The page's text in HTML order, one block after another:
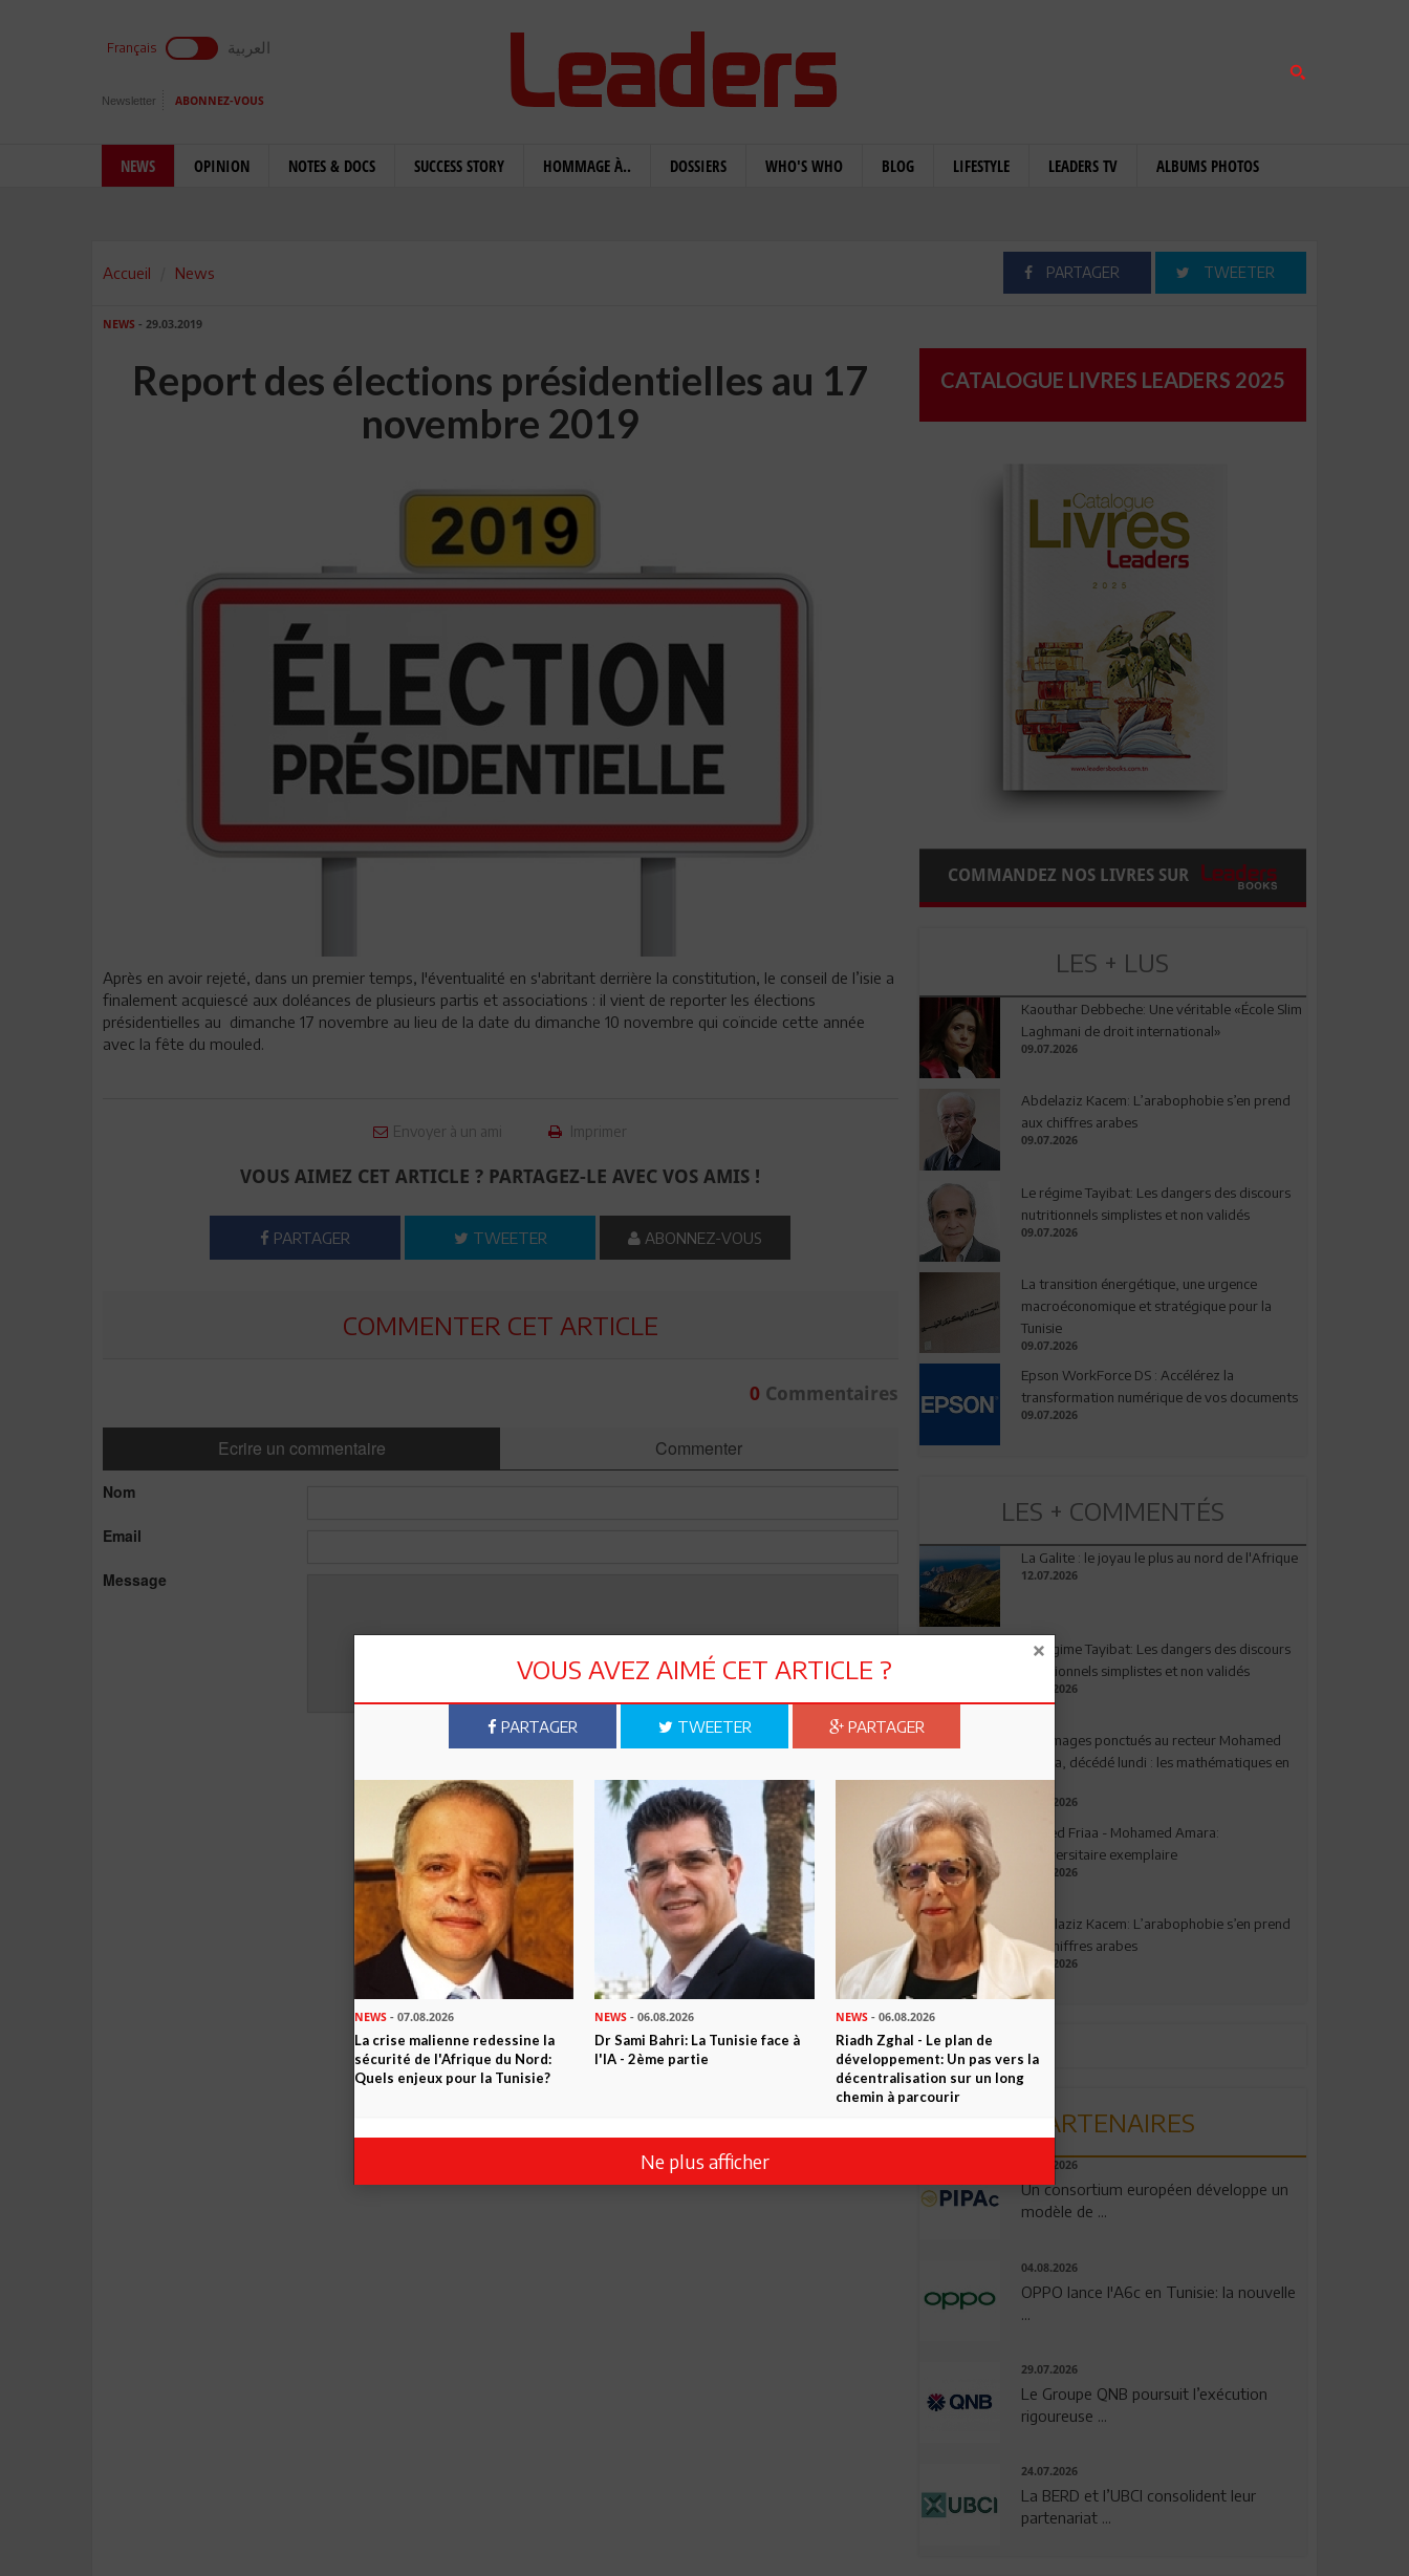
Français العربية
Newsletter ABONNEZ-VOUS
NEWS OPINION NOTES & DOCS SUCCESS STORY HOMMAGE À.. DOSSIERS WHO'S WHO BLOG LIFESTYLE LEADERS TV ALBUMS PHOTOS
Accueil News PARTAGER TWEETER
NEWS - 29.03.2019
Report des élections présidentielles au 17
novembre 2019
Après en avoir rejeté, dans un premier temps, l'éventualité en s'abritant derrière la constitution, le conseil de l’isie a
finalement acquiescé aux doléances de plusieurs partis et associations : il vient de reporter les élections
présidentielles au dimanche 17 novembre au lieu de la date du dimanche 10 novembre qui coïncide cette année
avec la fête du mouled.
Envoyer à un ami Imprimer
VOUS AIMEZ CET ARTICLE ? PARTAGEZ-LE AVEC VOS AMIS !
PARTAGER TWEETER ABONNEZ-VOUS
COMMENTER CET ARTICLE
0Commentaires
Ecrire un commentaire Commenter
Nom
Email
Message
Envoyer
CATALOGUE LIVRES LEADERS 2025
COMMANDEZ NOS LIVRES SUR
LES + LUS
Kaouthar Debbeche: Une véritable «École Slim
Laghmani de droit international»
09.07.2026
Abdelaziz Kacem: L’arabophobie s’en prend
aux chiffres arabes
09.07.2026
Le régime Tayibat: Les dangers des discours
nutritionnels simplistes et non validés
09.07.2026
La transition énergétique, une urgence
macroéconomique et stratégique pour la
Tunisie
09.07.2026
Epson WorkForce DS : Accélérez la
transformation numérique de vos documents
09.07.2026
LES + COMMENTÉS
La Galite : le joyau le plus au nord de l'Afrique
12.07.2026
Le régime Tayibat: Les dangers des discours
nutritionnels simplistes et non validés
09.07.2026
Hommages ponctués au recteur Mohamed
Amara, décédé lundi : les mathématiques en
deuil
03.08.2026
Ahmed Friaa - Mohamed Amara:
l’Universitaire exemplaire
04.08.2026
Abdelaziz Kacem: L’arabophobie s’en prend
aux chiffres arabes
09.07.2026
PARTENAIRES
06.08.2026
Un consortium européen développe un
modèle de ...
04.08.2026
OPPO lance l'A6c en Tunisie: la nouvelle
...
29.07.2026
Le Groupe QNB poursuit l’exécution
rigoureuse ...
24.07.2026
La BERD et l’UBCI consolident leur
partenariat ...
VOUS AVEZ AIMÉ CET ARTICLE ?
PARTAGER TWEETER PARTAGER
NEWS - 07.08.2026
La crise malienne redessine la
sécurité de l'Afrique du Nord:
Quels enjeux pour la Tunisie?
NEWS - 06.08.2026
Dr Sami Bahri: La Tunisie face à
l'IA - 2ème partie
NEWS- 06.08.2026
Riadh Zghal - Le plan de
développement: Un pas vers la
décentralisation sur un long
chemin à parcourir
Ne plus afficher